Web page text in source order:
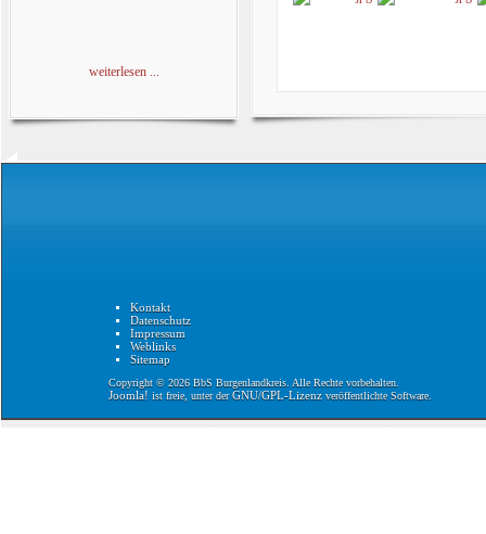
weiterlesen ...
Kontakt
Datenschutz
Impressum
Weblinks
Sitemap
Copyright © 2026 BbS Burgenlandkreis. Alle Rechte vorbehalten.
Joomla! ist freie, unter derGNU/GPL-Lizenzveröffentlichte Software.